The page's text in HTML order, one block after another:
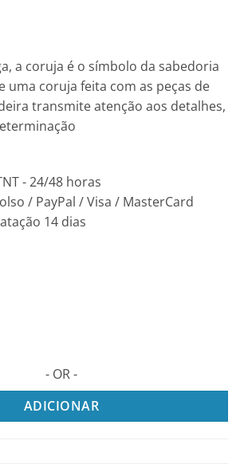
a coruja é o símbolo da sabedoria
uma coruja feita com as peças de
transmite atenção aos detalhes,
-24/48 horas
/ PayPal / Visa / MasterCard
14 dias
Puzzle 2D em madeira, 120 peças
- OR -
ADICIONAR